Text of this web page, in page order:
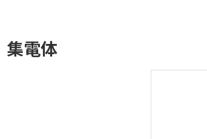
集電体